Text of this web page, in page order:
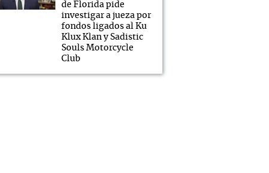
de Florida pide
investigar a jueza por
fondos ligados al Ku
Klux Klan y Sadistic
Souls Motorcycle
Club